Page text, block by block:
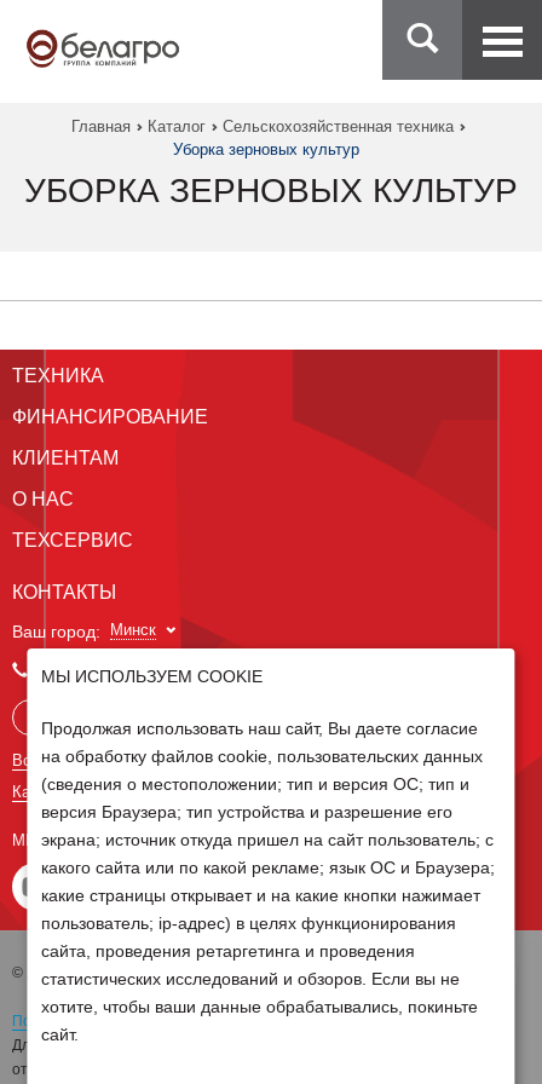
Главная Каталог
Сельскохозяйственная техника
Уборка зерновых культур
УБОРКА ЗЕРНОВЫХ КУЛЬТУР
ТЕХНИКА
ФИНАНСИРОВАНИЕ
КЛИЕНТАМ
О НАС
ТЕХСЕРВИС
КОНТАКТЫ
Ваш город: Минск
+375 29 238 97 34
Все контакты
Карта сайта
МЫ В СОЦ СЕТЯХ
© 2026 Группа компаний Белагро
Политика обработки персональных данных
Для отзыва согласия на обработку персональных данных необходимо
отправить письмо на электронную почту
МЫ ИСПОЛЬЗУЕМ COOKIE
Продолжая использовать наш сайт, Вы даете согласие
на обработку файлов cookie, пользовательских данных
(сведения о местоположении; тип и версия ОС; тип и
версия Браузера; тип устройства и разрешение его
экрана; источник откуда пришел на сайт пользователь; с
какого сайта или по какой рекламе; язык ОС и Браузера;
какие страницы открывает и на какие кнопки нажимает
пользователь; ip-адрес) в целях функционирования
сайта, проведения ретаргетинга и проведения
статистических исследований и обзоров. Если вы не
хотите, чтобы ваши данные обрабатывались, покиньте
сайт.